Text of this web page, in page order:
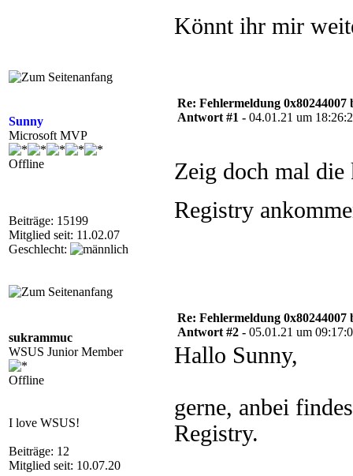
Könnt ihr mir
Sunny
Microsoft MVP
Offline
Beiträge: 15199
Mitglied seit: 11.02.07
Geschlecht:
Re: Fehlermeldung
Antwort #1 - 04.01.21 um
Zeig doch mal
Registry
sukrammuc
WSUS Junior Member
Offline
I love WSUS!
Beiträge: 12
Mitglied seit: 10.07.20
Re: Fehlermeldung
Antwort #2 - 05.01.21 um
Hallo Sunny,
gerne, anbei
Registry.